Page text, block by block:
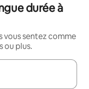
durée à
vous sentez comme
ou plus.
les flèches vers le